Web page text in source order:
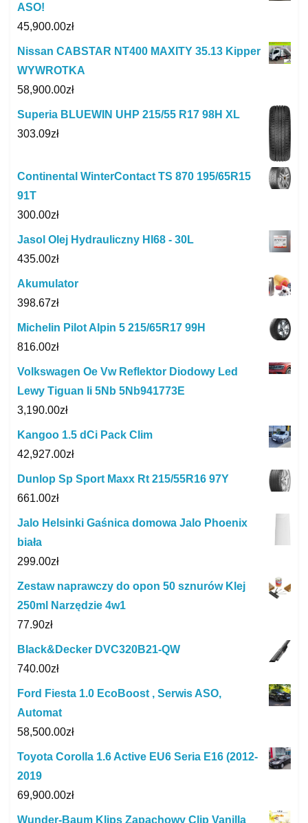
ASO!
45,900.00zł
Nissan CABSTAR NT400 MAXITY 35.13 Kipper
WYWROTKA
58,900.00zł
Superia BLUEWIN UHP 215/55 R17 98H XL
303.09zł
Continental WinterContact TS 870 195/65R15
91T
300.00zł
Jasol Olej Hydrauliczny Hl68 - 30L
435.00zł
Akumulator
398.67zł
Michelin Pilot Alpin 5 215/65R17 99H
816.00zł
Volkswagen Oe Vw Reflektor Diodowy Led
Lewy Tiguan Ii 5Nb 5Nb941773E
3,190.00zł
Kangoo 1.5 dCi Pack Clim
42,927.00zł
Dunlop Sp Sport Maxx Rt 215/55R16 97Y
661.00zł
Jalo Helsinki Gaśnica domowa Jalo Phoenix
biała
299.00zł
Zestaw naprawczy do opon 50 sznurów Klej
250ml Narzędzie 4w1
77.90zł
Black&Decker DVC320B21-QW
740.00zł
Ford Fiesta 1.0 EcoBoost , Serwis ASO,
Automat
58,500.00zł
Toyota Corolla 1.6 Active EU6 Seria E16 (2012-
2019
69,900.00zł
Wunder-Baum Klips Zapachowy Clip Vanilla